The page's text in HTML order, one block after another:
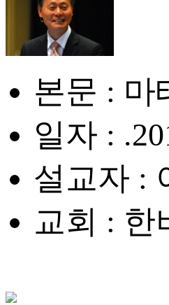
본문 : 마
일자 :
설교자 :
교회 : 한